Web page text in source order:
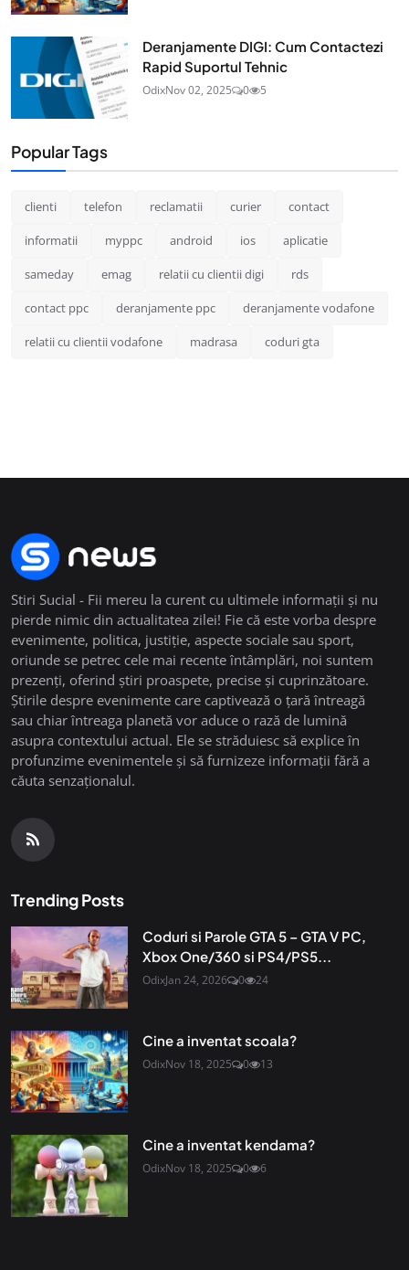
Deranjamente DIGI: Cum Contactezi
Rapid Suportul Tehnic
OdixNov 02, 2025 0 5
Popular Tags
clienti telefon reclamatii curier contact
informatii myppc android ios aplicatie
sameday emag relatii cu clientii digi rds
contact ppc deranjamente ppc deranjamente vodafone
relatii cu clientii vodafone madrasa coduri gta
Stiri Sucial - Fii mereu la curent cu ultimele informații și nu
pierde nimic din actualitatea zilei! Fie că este vorba despre
evenimente, politica, justiție, aspecte sociale sau sport,
oriunde se petrec cele mai recente întâmplări, noi suntem
prezenți, oferind știri proaspete, precise și cuprinzătoare.
Știrile despre evenimente care captivează o țară întreagă
sau chiar întreaga planetă vor aduce o rază de lumină
asupra contextului actual. Ele se străduiesc să explice în
profunzime evenimentele și să furnizeze informații fără a
căuta senzaționalul.
Trending Posts
Coduri si Parole GTA 5 – GTA V PC,
Xbox One/360 si PS4/PS5...
OdixJan 24, 2026 0 24
Cine a inventat scoala?
OdixNov 18, 2025 0 13
Cine a inventat kendama?
OdixNov 18, 2025 0 6